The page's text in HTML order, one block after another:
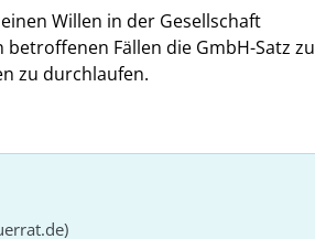
Willen in der Gesellschaft
Fällen die GmbH-Satz zu
zu durchlaufen.